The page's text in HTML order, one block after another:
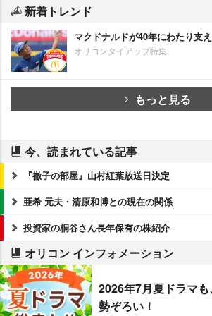
新着トレンド
マクドナルドが40年にわたり支
オリコンタイアップ特集
もっと見る
今、読まれている記事
『徹子の部屋』山村紅葉放送日決定
亜希 元夫・清原和博との現在の関係
投資家の桐谷さん長年保有の株紹介
オリコン インフォメーション
2026年7月夏ドラマ
勢ぞろい！